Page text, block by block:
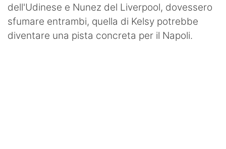
dell'Udinese e Nunez del Liverpool, dovessero
sfumare entrambi, quella di Kelsy potrebbe
diventare una pista concreta per il Napoli.